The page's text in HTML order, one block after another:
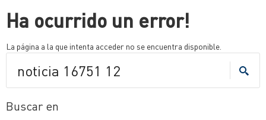
Ha ocurrido un error!
La página a la que intenta acceder no se encuentra disponible.
Buscar en